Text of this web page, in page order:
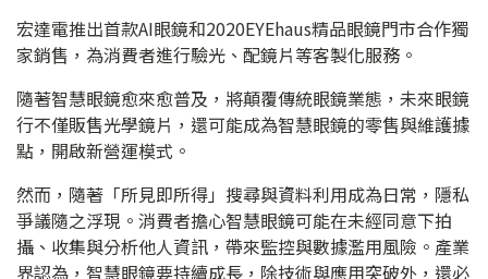
宏達電推出首款AI眼鏡和2020EYEhaus精品眼鏡門市合作獨
家銷售，為消費者進行驗光、配鏡片等客製化服務。
隨著智慧眼鏡愈來愈普及，將顛覆傳統眼鏡業態，未來眼鏡
行不僅販售光學鏡片，還可能成為智慧眼鏡的零售與維護據
點，開啟新營運模式。
然而，隨著「所見即所得」搜尋與資料利用成為日常，隱私
爭議隨之浮現。消費者擔心智慧眼鏡可能在未經同意下拍
攝、收集與分析他人資訊，帶來監控與數據濫用風險。產業
界認為，智慧眼鏡要持續成長，除技術與應用突破外，還必